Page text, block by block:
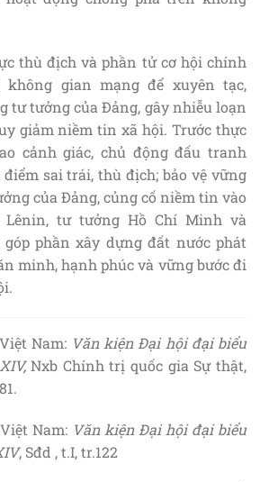
thù địch và phần tử cơ hội chính
gian mạng để xuyên tạc,
tư tưởng của Đảng, gây nhiễu loạn
giảm niềm tin xã hội. Trước thực
cảnh giác, chủ động đấu tranh
sai trái, thù địch; bảo vệ vững
của Đảng, củng cố niềm tin vào
tư tưởng Hồ Chí Minh và
phần xây dựng đất nước phát
minh, hạnh phúc và vững bước đi
Nam: Văn kiện Đại hội đại biểu
Nxb Chính trị quốc gia Sự thật,
Nam: Văn kiện Đại hội đại biểu
, Sđd , t.I, tr.122